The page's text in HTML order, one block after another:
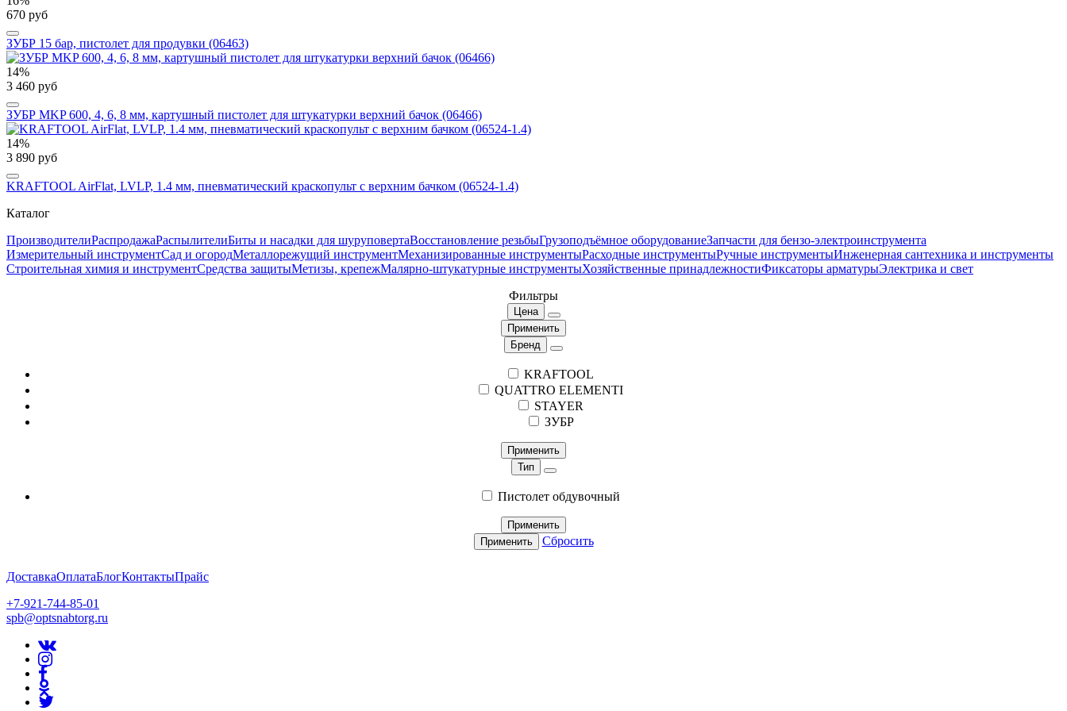
670 руб
ЗУБР 15 бар, пистолет для продувки (06463)
14%
3 460 руб
ЗУБР MKP 600, 4, 6, 8 мм, картушный пистолет для штукатурки верхний бачок (06466)
14%
3 890 руб
KRAFTOOL AirFlat, LVLP, 1.4 мм, пневматический краскопульт с верхним бачком (06524-1.4)
Каталог
ПроизводителиРаспродажаРаспылителиБиты и насадки для шуруповертаВосстановление резьбыГрузоподъёмное оборудованиеЗапчасти для бензо-электроинструмента
Измерительный инструментСад и огородМеталлорежущий инструментМеханизированные инструментыРасходные инструментыРучные инструментыИнженерная сантехника и инструменты
Строительная химия и инструментСредства защитыМетизы, крепежМалярно-штукатурные инструментыХозяйственные принадлежностиФиксаторы арматурыЭлектрика и свет
Фильтры
Цена
Применить
Бренд
KRAFTOOL
QUATTRO ELEMENTI
STAYER
ЗУБР
Применить
Тип
Пистолет обдувочный
Применить
Применить
Сбросить
ДоставкаОплатаБлогКонтактыПрайс
+7-921-744-85-01
spb@optsnabtorg.ru